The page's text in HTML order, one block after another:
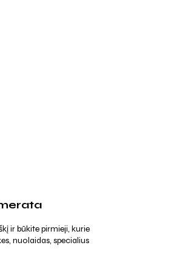
ir būkite pirmieji, kurie
nuolaidas, specialius